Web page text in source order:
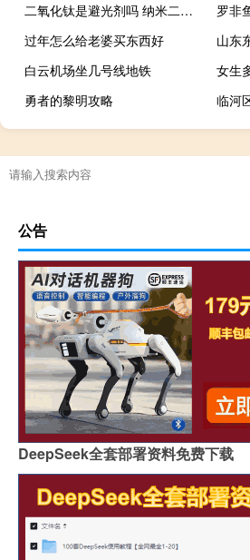
二氧化钛是避光剂吗 纳米二氧化钛涂料
罗非
过年怎么给老婆买东西好
白云机场坐几号线地铁
女生
勇者的黎明攻略
临河
公告
DeepSeek全套部署资料免费下载